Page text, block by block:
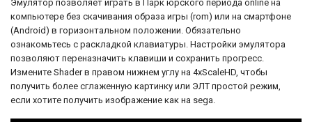
Эмулятор позволяет играть в Парк юрского периода online на
компьютере без скачивания образа игры (rom) или на смартфоне
(Android) в горизонтальном положении. Обязательно
ознакомьтесь с раскладкой клавиатуры. Настройки эмулятора
позволяют переназначить клавиши и сохранить прогресс.
Измените Shader в правом нижнем углу на 4xScaleHD, чтобы
получить более сглаженную картинку или ЭЛТ простой режим,
если хотите получить изображение как на sega.